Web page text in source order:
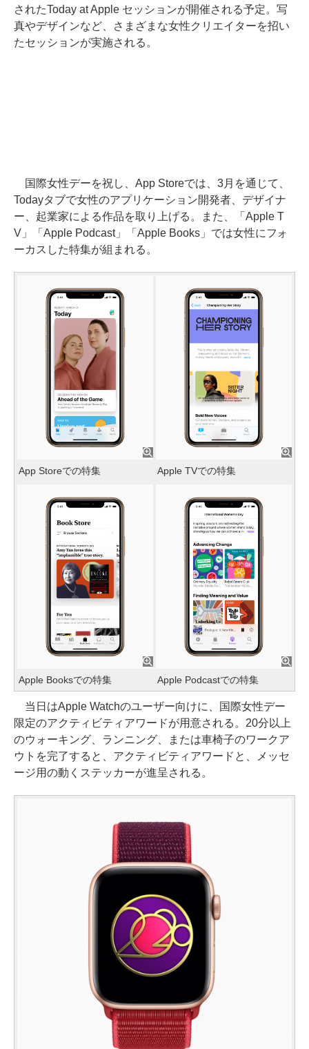
されたToday at Apple セッションが開催される予定。写
真やデザインなど、さまざまな女性クリエイターを招い
たセッションが実施される。
国際女性デーを祝し、App Storeでは、3月を通じて、
Todayタブで女性のアプリケーション開発者、デザイナ
ー、起業家による作品を取り上げる。また、「Apple T
V」「Apple Podcast」「Apple Books」では女性にフォ
ーカスした特集が組まれる。
App Storeでの特集 Apple TVでの特集
Apple Booksでの特集 Apple Podcastでの特集
当日はApple Watchのユーザー向けに、国際女性デー
限定のアクティビティアワードが用意される。20分以上
のウォーキング、ランニング、または車椅子のワークア
ウトを完了すると、アクティビティアワードと、メッセ
ージ用の動くステッカーが進呈される。